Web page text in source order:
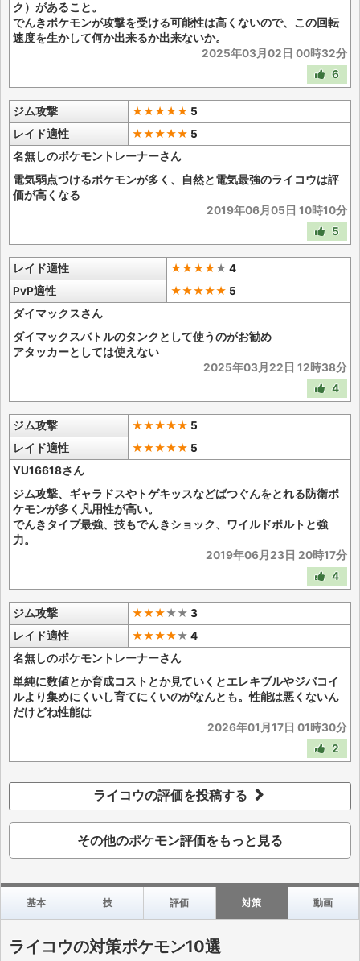
ク）があること。
でんきポケモンが攻撃を受ける可能性は高くないので、この回転
速度を生かして何か出来るか出来ないか。
2025年03月02日 00時32分
6
ジム攻撃 ★★★★★ 5
レイド適性
★★★★★ 5
名無しのポケモントレーナーさん
電気弱点つけるポケモンが多く、自然と電気最強のライコウは評
価が高くなる
2019年06月05日 10時10分
5
レイド適性 ★★★★★ 4
PvP適性
★★★★★ 5
ダイマックスさん
ダイマックスバトルのタンクとして使うのがお勧め
アタッカーとしては使えない
2025年03月22日 12時38分
4
ジム攻撃 ★★★★★ 5
レイド適性
★★★★★ 5
YU16618さん
ジム攻撃、ギャラドスやトゲキッスなどばつぐんをとれる防衛ポ
ケモンが多く凡用性が高い。
でんきタイプ最強、技もでんきショック、ワイルドボルトと強
力。
2019年06月23日 20時17分
4
ジム攻撃 ★★★★★ 3
レイド適性
★★★★★ 4
名無しのポケモントレーナーさん
単純に数値とか育成コストとか見ていくとエレキブルやジバコイ
ルより集めにくいし育てにくいのがなんとも。性能は悪くないん
だけどね性能は
2026年01月17日 01時30分
2
ライコウの評価を投稿する
その他のポケモン評価をもっと見る
基本 技 評価 対策 動画
ライコウの対策ポケモン10選